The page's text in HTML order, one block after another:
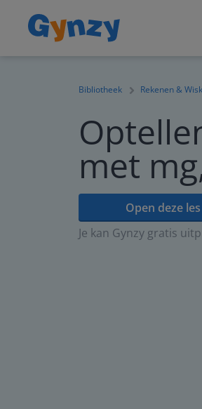
Bibliotheek Rekenen &
met
Open deze les
Je kan Gynzy gratis